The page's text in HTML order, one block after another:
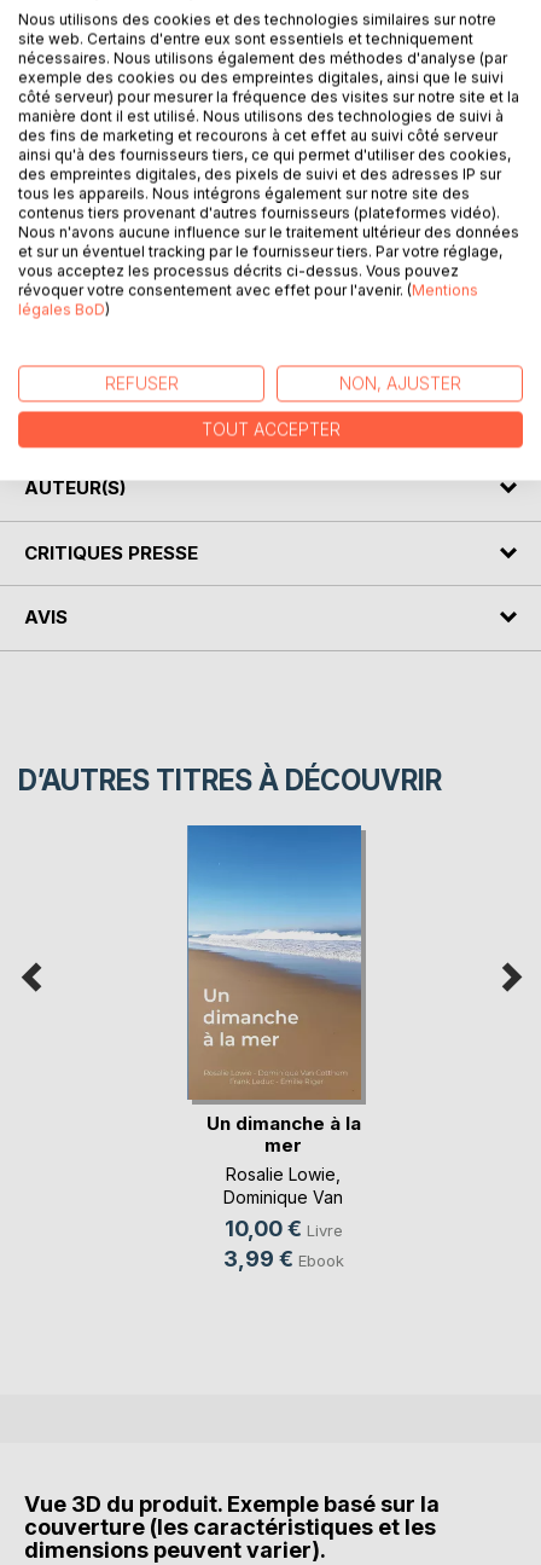
Dans le recueil Être un poisson de Marie Charles-
Dominique, plusieurs récits ou courtes nouvelles explorent
les liens parfois étranges, parfois saugrenus, qui révèlent le
tissu du monde, en perpétuelle évolution. Ils témoignent du
déséquilibre de notre époque (la guerre, le changement
climatique, le terrorisme, la montée des extrémismes) et
explorent les interstices du Réel où apparaissent de
nouvelles floraisons.
L'un des récits, L'escalier, met en scène Muriel, aux prises
avec des événements déroutants qui vont la mettre au défi
de gravir un escalier mystérieux. D'autres histoires mettent
en lumière les expériences de personnages confrontés à
des événements tragiques, des enjeux sociaux, des
monde inachevé. Le ton oscille entre une atmosphère
angoissante et l'espoir de la sérénité qui advient de façon
inattendue, au coeur des expériences mêmes.
AUTEUR(S)
CRITIQUES PRESSE
AVIS
D’AUTRES TITRES À DÉCOUVRIR
Un dimanche à la
mer
Rosalie Lowie
Dominique Van
Cotthem
10,00 € Livre
3,99 € Ebook
Vue 3D du produit. Exemple basé sur la
couverture (les caractéristiques et les
dimensions peuvent varier).
Nous utilisons des cookies et des technologies similaires sur notre
site web. Certains d'entre eux sont essentiels et techniquement
nécessaires. Nous utilisons également des méthodes d'analyse (par
exemple des cookies ou des empreintes digitales, ainsi que le suivi
côté serveur) pour mesurer la fréquence des visites sur notre site et la
manière dont il est utilisé. Nous utilisons des technologies de suivi à
des fins de marketing et recourons à cet effet au suivi côté serveur
ainsi qu'à des fournisseurs tiers, ce qui permet d'utiliser des cookies,
des empreintes digitales, des pixels de suivi et des adresses IP sur
tous les appareils. Nous intégrons également sur notre site des
contenus tiers provenant d'autres fournisseurs (plateformes vidéo).
Nous n'avons aucune influence sur le traitement ultérieur des données
et sur un éventuel tracking par le fournisseur tiers. Par votre réglage,
vous acceptez les processus décrits ci-dessus. Vous pouvez
révoquer votre consentement avec effet pour l'avenir. (Mentions
légales BoD)
REFUSER NON, AJUSTER
TOUT ACCEPTER